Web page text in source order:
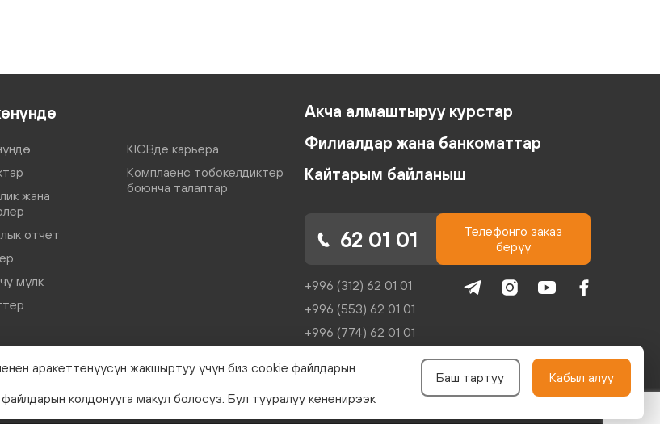
аракеттенүүсүн жакшыртуу үчүн биз cookie файлдарын
колдонууга макул болосуз. Бул тууралуу кененирээк
Баш тартуу Кабыл алуу
жана
отчет
мүлк
KICBде карьера
Комплаенс тобокелдиктер
боюнча талаптар
Акча алмаштыруу курстар
Филиалдар жана банкоматтар
Кайтарым байланыш
62 01 01
Телефонго заказ
берүү
+996 (312) 62 01 01
+996 (553) 62 01 01
+996 (774) 62 01 01
+996 (704) 62 01 01